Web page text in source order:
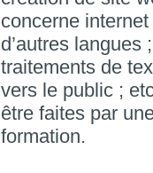
concerne
d’autres
traitements de
vers le public ;
être faites par
formation.